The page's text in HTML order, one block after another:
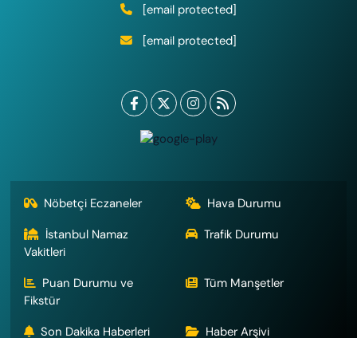
[email protected]
[email protected]
Nöbetçi Eczaneler
Hava Durumu
İstanbul Namaz
Vakitleri
Trafik Durumu
Puan Durumu ve
Fikstür
Tüm Manşetler
Son Dakika Haberleri Haber Arşivi